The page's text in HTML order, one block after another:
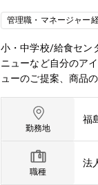
管理職・マネージャー
小・中学校/給食セン
ニューなど自分のア
ューのご提案、商品
理を経て退社【入社
ちが出来るようにな
勤務地
福
職種
法